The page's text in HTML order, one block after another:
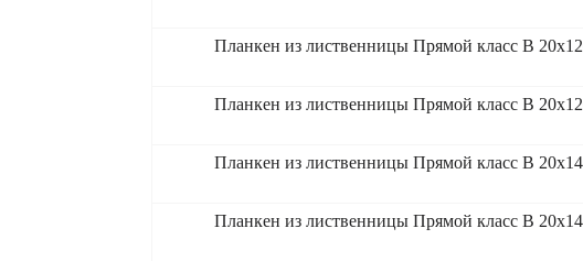
Планкен из лиственницы Прямой класс В
Планкен из лиственницы Прямой класс В
Планкен из лиственницы Прямой класс В
Планкен из лиственницы Прямой класс В